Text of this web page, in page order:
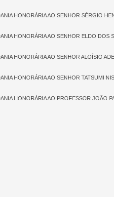
HONORÁRIA AO SENHOR SÉRGIO
HONORÁRIA AO SENHOR ELDO DOS
HONORÁRIA AO SENHOR ALOÍSIO
HONORÁRIA AO SENHOR TATSUMI
HONORÁRIA AO PROFESSOR JOÃO